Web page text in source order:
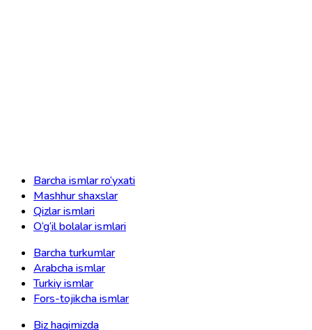
Barcha ismlar ro‘yxati
Mashhur shaxslar
Qizlar ismlari
O‘g‘il bolalar ismlari
Barcha turkumlar
Arabcha ismlar
Turkiy ismlar
Fors-tojikcha ismlar
Biz haqimizda